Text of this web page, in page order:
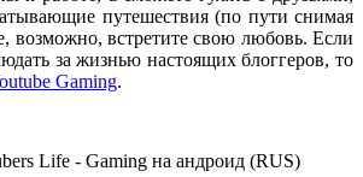
путешествия (по пути снимая
возможно, встретите свою любовь. Если
за жизнью настоящих блоггеров, то
Gaming.
Life - Gaming на андроид (RUS)